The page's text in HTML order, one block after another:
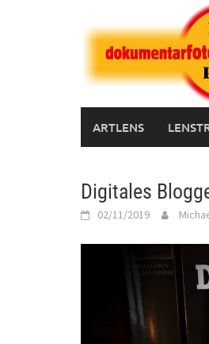
ARTLENS
Digitales
02/11/2019